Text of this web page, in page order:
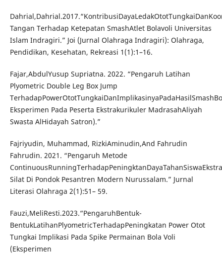
Tangan Terhadap Ketepatan SmashAtlet Bolavoli Universitas
Islam Indragiri.” Joi (Jurnal Olahraga Indragiri): Olahraga,
Pendidikan, Kesehatan, Rekreasi 1(1):1–16.
Fajar,AbdulYusup Supriatna. 2022. “Pengaruh Latihan
Plyometric Double Leg Box Jump
Eksperimen Pada Peserta Ekstrakurikuler MadrasahAliyah
Swasta AlHidayah Satron).”
Fajriyudin, Muhammad, RizkiAminudin,And Fahrudin
Fahrudin. 2021. “Pengaruh Metode
Silat Di Pondok Pesantren Modern Nurussalam.” Jurnal
Literasi Olahraga 2(1):51– 59.
Fauzi,MeliResti.2023.“PengaruhBentuk-
BentukLatihanPlyometricTerhadapPeningkatan Power Otot
Tungkai Implikasi Pada Spike Permainan Bola Voli
(Eksperimen